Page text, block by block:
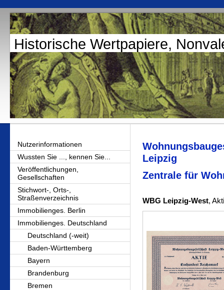
Historische Wertpapiere,
Nutzerinformationen
Wussten Sie ..., kennen Sie...
Veröffentlichungen,
Gesellschaften
Stichwort-, Orts-,
Straßenverzeichnis
Immobilienges. Berlin
Immobilienges. Deutschland
Deutschland (-weit)
Baden-Württemberg
Bayern
Brandenburg
Bremen
Leipzig
Zentrale für
WBG Leipzig-West,